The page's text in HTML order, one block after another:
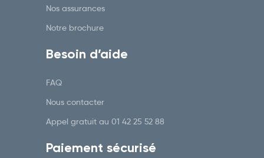
Nos assurances
Notre brochure
Besoin d’aide
FAQ
Nous contacter
Appel gratuit au 01 42 25 52 88
Paiement sécurisé